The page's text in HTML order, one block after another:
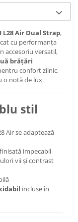
L28 Air Dual Strap,
cu performanța
accesoriu versatil,
brățări
confort zilnic,
o notă de lux.
stil
Air se adaptează
impecabil
vii și contrast
incluse în